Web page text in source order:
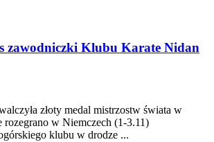
zawodniczki Klubu Karate Nidan
złoty medal mistrzostw świata w
rozegrano w Niemczech (1-3.11)
klubu w drodze ...